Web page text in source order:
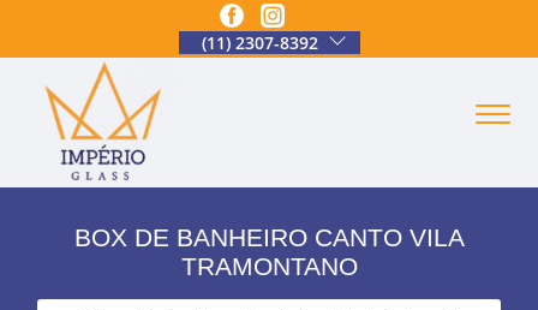
(11) 2307-8392
BOX DE BANHEIRO CANTO VILA
TRAMONTANO